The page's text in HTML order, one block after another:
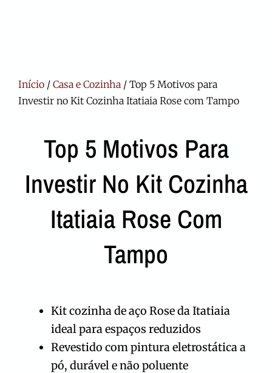
Início / Casa e Cozinha / Top 5 Motivos para
Investir no Kit Cozinha Itatiaia Rose com Tampo
Top 5 Motivos Para
Investir No Kit Cozinha
Itatiaia Rose Com
Tampo
Kit cozinha de aço Rose da Itatiaia
ideal para espaços reduzidos
Revestido com pintura eletrostática a
pó, durável e não poluente